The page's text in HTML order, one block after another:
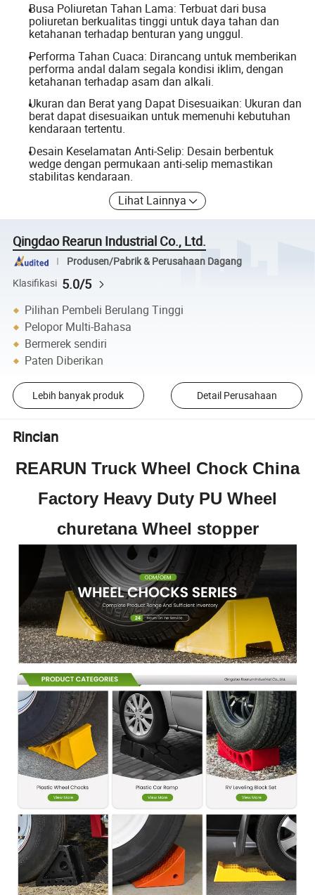
Busa Poliuretan Tahan Lama: Terbuat dari busa
poliuretan berkualitas tinggi untuk daya tahan dan
ketahanan terhadap benturan yang unggul.
Performa Tahan Cuaca: Dirancang untuk memberikan
performa andal dalam segala kondisi iklim, dengan
ketahanan terhadap asam dan alkali.
Ukuran dan Berat yang Dapat Disesuaikan: Ukuran dan
berat dapat disesuaikan untuk memenuhi kebutuhan
kendaraan tertentu.
Desain Keselamatan Anti-Selip: Desain berbentuk
wedge dengan permukaan anti-selip memastikan
stabilitas kendaraan.
Lihat Lainnya
Qingdao Rearun Industrial Co., Ltd.
Produsen/Pabrik & Perusahaan Dagang
Klasifikasi 5.0/5
Pilihan Pembeli Berulang Tinggi
Pelopor Multi-Bahasa
Bermerek sendiri
Paten Diberikan
Lebih banyak produk Detail Perusahaan
Rincian
REARUN Truck Wheel Chock China
Factory Heavy Duty PU Wheel
churetana Wheel stopper